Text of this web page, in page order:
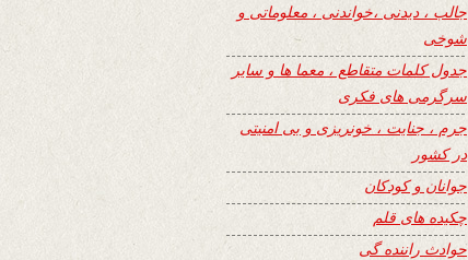
جالب ، دیدنی ،خواندنی ، معلوماتی و
شوخی
جدول کلمات متقاطع ، معما ها و سایر
سرگرمی های فکری
جرم ، جنایت ، خونریزی و بی امنیتی
در کشور
جوانان و کودکان
چکیده های قلم
حوادث راننده گی